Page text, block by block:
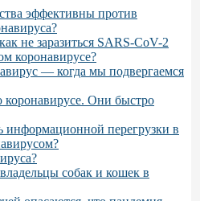
эффективны против
не заразиться SARS-CoV-2
коронавирусе?
— когда мы подвергаемся
Они быстро
информационной перегрузки в
собак и кошек в